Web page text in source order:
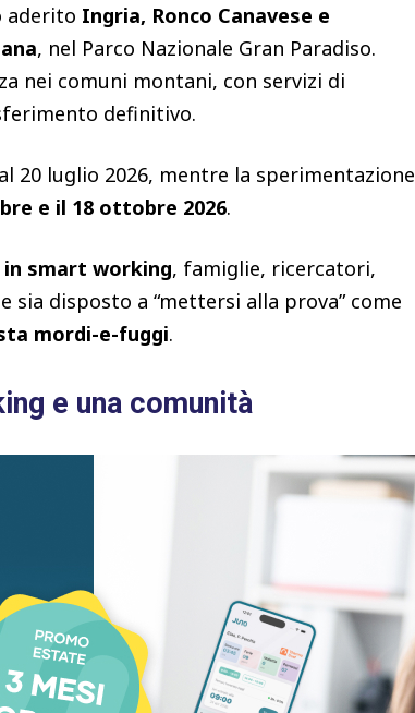
aderito Ingria, Ronco Canavese e
, nel Parco Nazionale Gran Paradiso.
nei comuni montani, con servizi di
definitivo.
20 luglio 2026, mentre la sperimentazione
e il 18 ottobre 2026.
smart working, famiglie, ricercatori,
disposto a “mettersi alla prova” come
mordi-e-fuggi.
e una comunità
nella sostanza.
locali e da una rete di seconde case
dico-working
con connessione internet.
della
comunità :
locali seguono i partecipanti per tutta la
attività pensato per favorire